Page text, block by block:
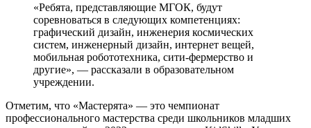
«Ребята, представляющие МГОК, будут
соревноваться в следующих компетенциях:
графический дизайн, инженерия космических
систем, инженерный дизайн, интернет вещей,
мобильная робототехника, сити-фермерство и
другие», — рассказали в образовательном
учреждении.
Отметим, что «Мастерята» — это чемпионат
профессионального мастерства среди школьников младших